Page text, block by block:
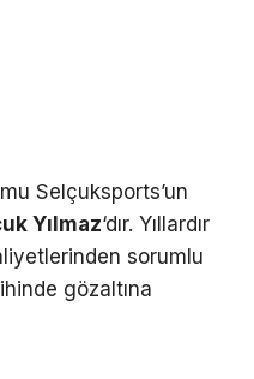
Selçuksports’un
Yılmaz‘dır. Yıllardır
sorumlu
gözaltına